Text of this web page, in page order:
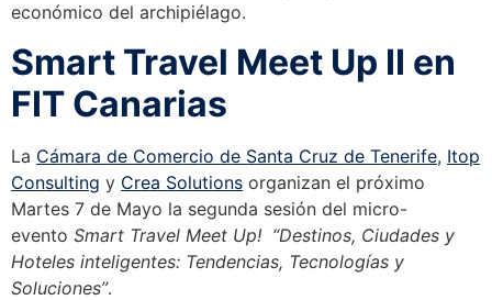
económico del archipiélago.
Smart Travel Meet Up II en
FIT Canarias
La Cámara de Comercio de Santa Cruz de Tenerife, Itop
Consulting y Crea Solutions organizan el próximo
Martes 7 de Mayo la segunda sesión del micro-
evento Smart Travel Meet Up! “Destinos, Ciudades y
Hoteles inteligentes: Tendencias, Tecnologías y
Soluciones”.